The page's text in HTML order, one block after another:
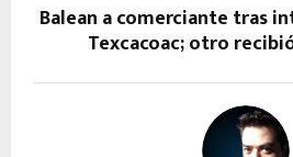
Balean a comerciante tras
Texcacoac; otro